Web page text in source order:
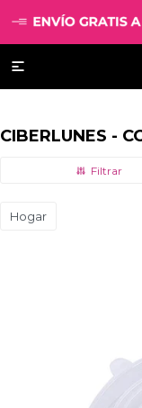

CIBERLUNES -
Hogar